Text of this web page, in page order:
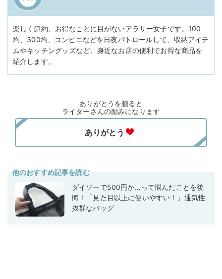
楽しく節約、お得なことに目がないアラサー女子です。100
均、300均、コンビニなどを日夜パトロールして、収納アイテ
ムやキッチングッズなど、身近なお店の便利でお得な商品を
紹介します。
ありがとうを贈ると
ライターさんの励みになります
他のおすすめ記事を読む
ダイソーで500円か…って悩んだことを後
悔！「見た目以上に使いやすい！」通気性
抜群なバッグ